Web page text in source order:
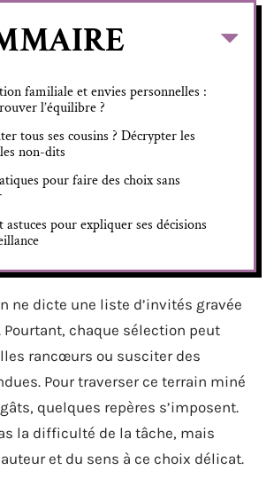
familiale et envies personnelles :
l’équilibre ?
tous ses cousins ? Décrypter les
non-dits
pour faire des choix sans
pour expliquer ses décisions
ne dicte une liste d’invités gravée
Pourtant, chaque sélection peut
rancœurs ou susciter des
Pour traverser ce terrain miné
quelques repères s’imposent.
la difficulté de la tâche, mais
et du sens à ce choix délicat.